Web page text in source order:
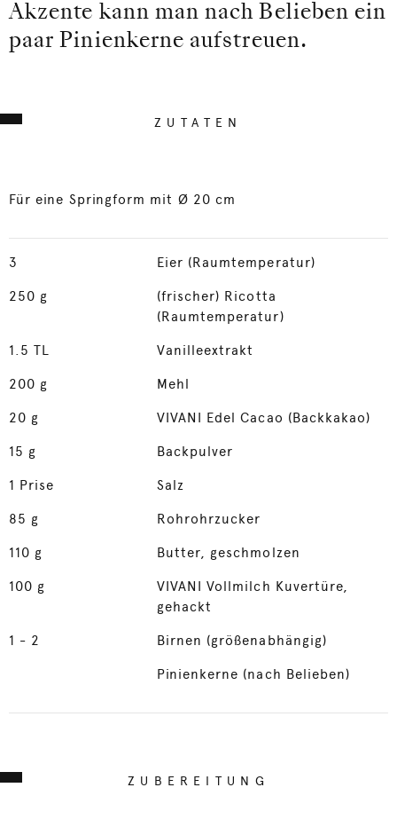
Akzente kann man nach Belieben ein
paar Pinienkerne aufstreuen.
ZUTATEN
Für eine Springform mit Ø 20 cm
3 Eier (Raumtemperatur)
250 g
(frischer) Ricotta
(Raumtemperatur)
1.5TL Vanilleextrakt
200 g Mehl
20 g VIVANI Edel Cacao (Backkakao)
15 g Backpulver
1 Prise Salz
85 g Rohrohrzucker
110 g Butter, geschmolzen
100 g
VIVANI Vollmilch Kuvertüre,
gehackt
1 - 2 Birnen (größenabhängig)
Pinienkerne (nach Belieben)
ZUBEREITUNG